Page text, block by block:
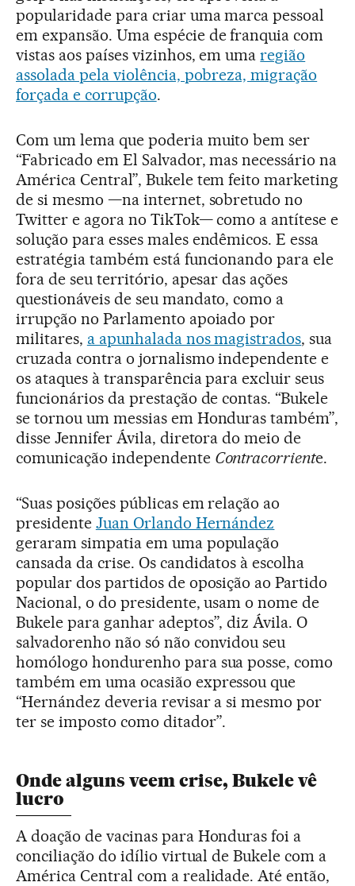
popularidade para criar uma marca pessoal
em expansão. Uma espécie de franquia com
vistas aos países vizinhos, em umaregião
assolada pela violência, pobreza, migração
forçada e corrupção.
Com um lema que poderia muito bem ser
“Fabricado em El Salvador, mas necessário na
América Central”, Bukele tem feito marketing
de si mesmo —na internet, sobretudo no
Twitter e agora no TikTok— como a antítese e
solução para esses males endêmicos. E essa
estratégia também está funcionando para ele
fora de seu território, apesar das ações
questionáveis de seu mandato, como a
irrupção no Parlamento apoiado por
militares, a apunhalada nos magistrados, sua
cruzada contra o jornalismo independente e
os ataques à transparência para excluir seus
funcionários da prestação de contas. “Bukele
se tornou um messias em Honduras também”,
disse Jennifer Ávila, diretora do meio de
comunicação independente Contracorriente.
“Suas posições públicas em relação ao
presidente Juan Orlando Hernández
geraram simpatia em uma população
cansada da crise. Os candidatos à escolha
popular dos partidos de oposição ao Partido
Nacional, o do presidente, usam o nome de
Bukele para ganhar adeptos”, diz Ávila. O
salvadorenho não só não convidou seu
homólogo hondurenho para sua posse, como
também em uma ocasião expressou que
“Hernández deveria revisar a si mesmo por
ter se imposto como ditador”.
Onde alguns veem crise, Bukele vê
lucro
A doação de vacinas para Honduras foi a
conciliação do idílio virtual de Bukele com a
América Central com a realidade. Até então,